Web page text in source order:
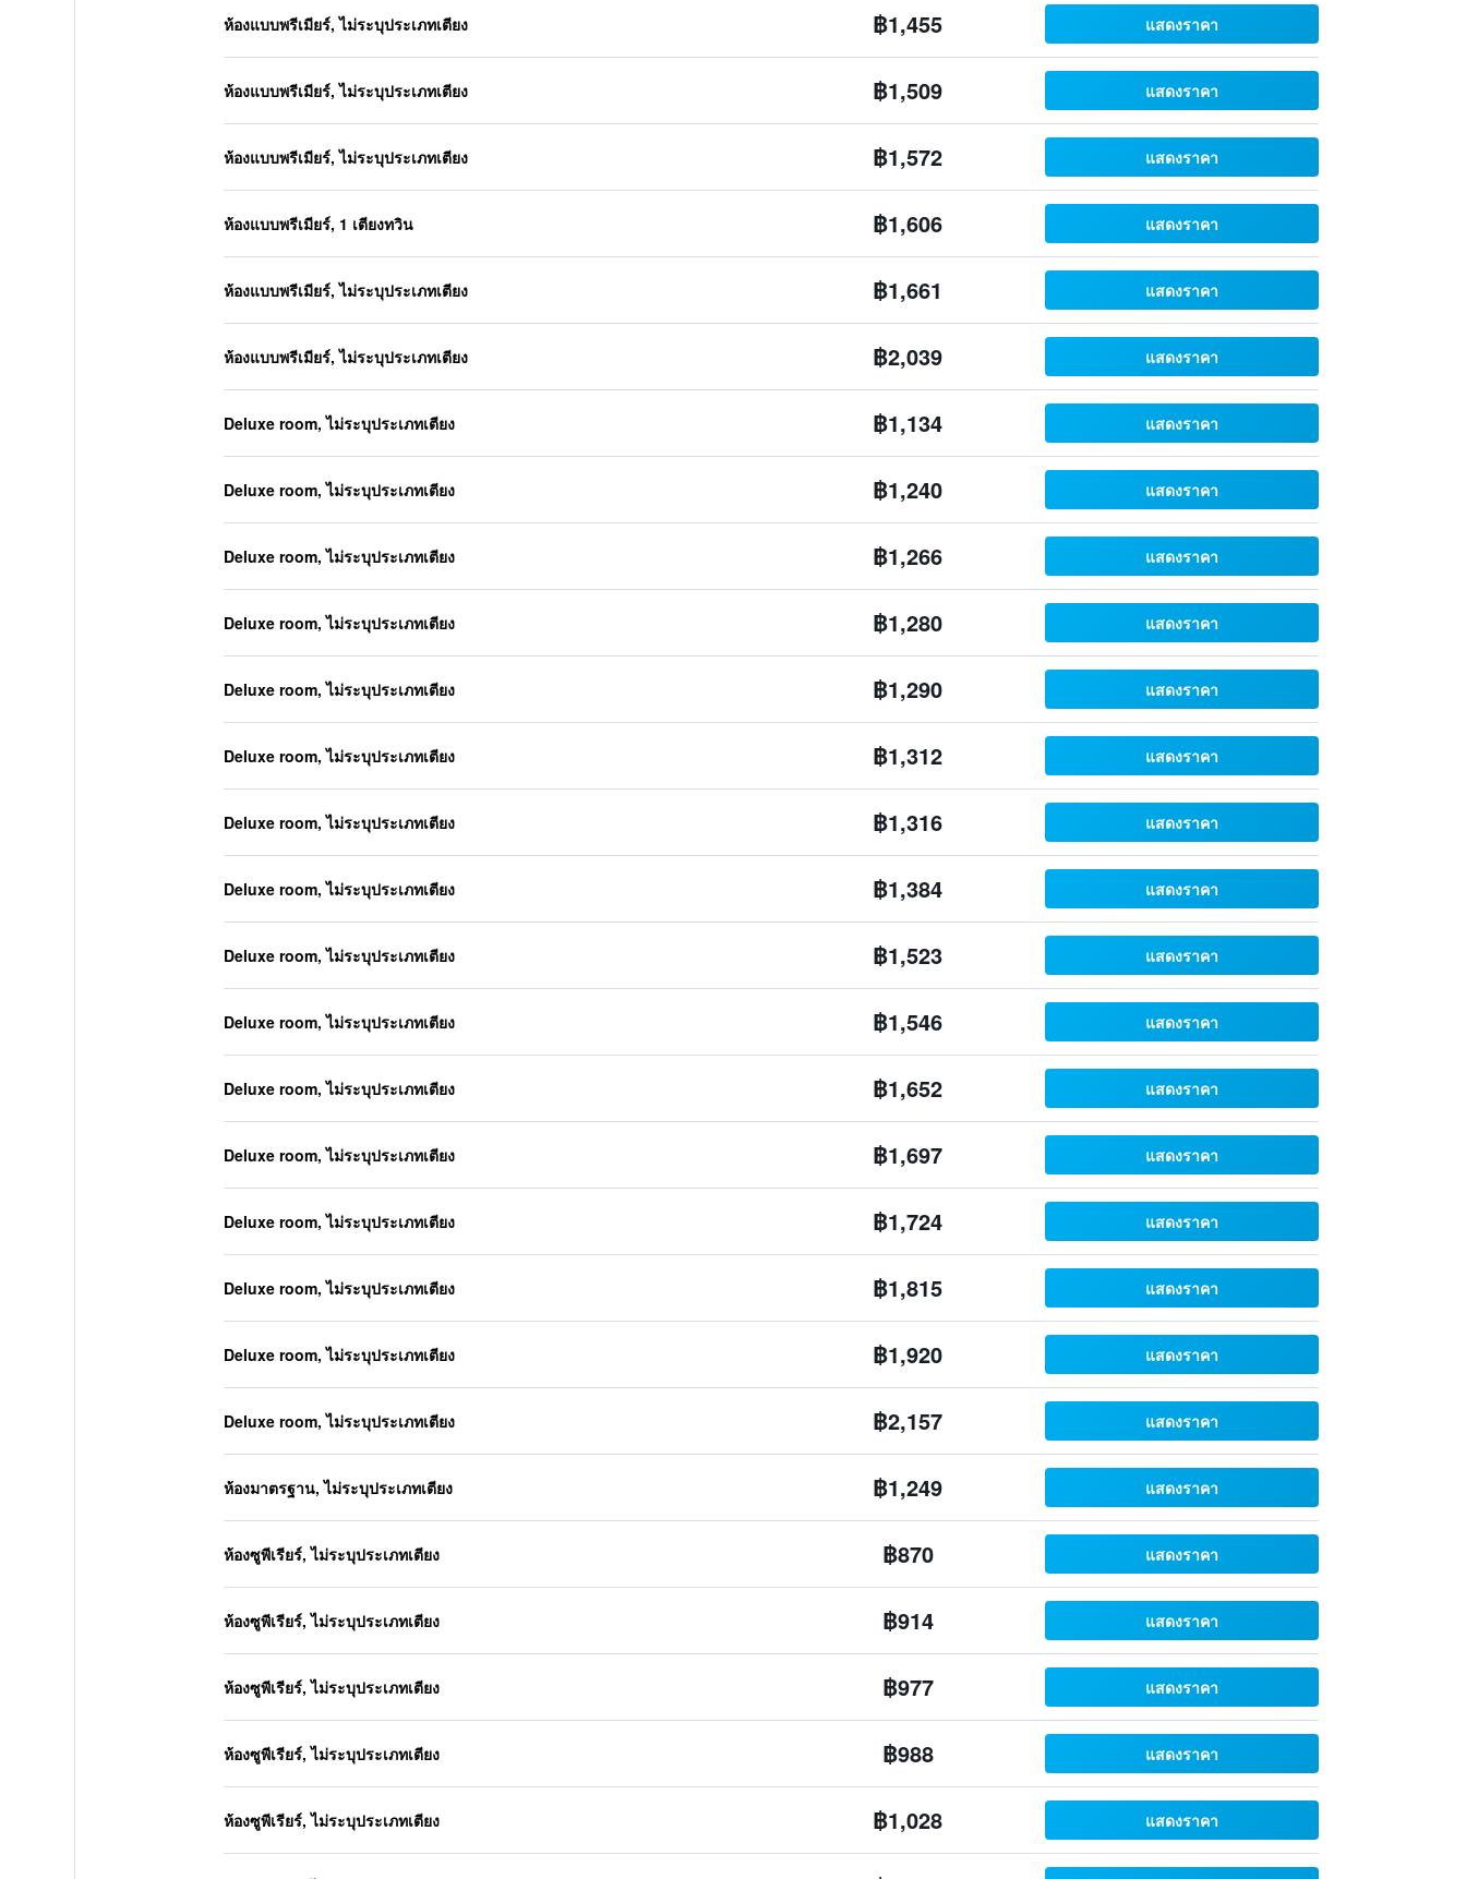
ห้องแบบพรีเมียร์, ไม่ระบุประเภทเตียง ฿1,455 แสดงราคา
ห้องแบบพรีเมียร์, ไม่ระบุประเภทเตียง ฿1,509 แสดงราคา
ห้องแบบพรีเมียร์, ไม่ระบุประเภทเตียง ฿1,572 แสดงราคา
ห้องแบบพรีเมียร์, 1 เตียงทวิน ฿1,606 แสดงราคา
ห้องแบบพรีเมียร์, ไม่ระบุประเภทเตียง ฿1,661 แสดงราคา
ห้องแบบพรีเมียร์, ไม่ระบุประเภทเตียง ฿2,039 แสดงราคา
Deluxe room, ไม่ระบุประเภทเตียง ฿1,134 แสดงราคา
Deluxe room, ไม่ระบุประเภทเตียง ฿1,240 แสดงราคา
Deluxe room, ไม่ระบุประเภทเตียง ฿1,266 แสดงราคา
Deluxe room, ไม่ระบุประเภทเตียง ฿1,280 แสดงราคา
Deluxe room, ไม่ระบุประเภทเตียง ฿1,290 แสดงราคา
Deluxe room, ไม่ระบุประเภทเตียง ฿1,312 แสดงราคา
Deluxe room, ไม่ระบุประเภทเตียง ฿1,316 แสดงราคา
Deluxe room, ไม่ระบุประเภทเตียง ฿1,384 แสดงราคา
Deluxe room, ไม่ระบุประเภทเตียง ฿1,523 แสดงราคา
Deluxe room, ไม่ระบุประเภทเตียง ฿1,546 แสดงราคา
Deluxe room, ไม่ระบุประเภทเตียง ฿1,652 แสดงราคา
Deluxe room, ไม่ระบุประเภทเตียง ฿1,697 แสดงราคา
Deluxe room, ไม่ระบุประเภทเตียง ฿1,724 แสดงราคา
Deluxe room, ไม่ระบุประเภทเตียง ฿1,815 แสดงราคา
Deluxe room, ไม่ระบุประเภทเตียง ฿1,920 แสดงราคา
Deluxe room, ไม่ระบุประเภทเตียง ฿2,157 แสดงราคา
ห้องมาตรฐาน, ไม่ระบุประเภทเตียง ฿1,249 แสดงราคา
ห้องซูพีเรียร์, ไม่ระบุประเภทเตียง ฿870 แสดงราคา
ห้องซูพีเรียร์, ไม่ระบุประเภทเตียง ฿914 แสดงราคา
ห้องซูพีเรียร์, ไม่ระบุประเภทเตียง ฿977 แสดงราคา
ห้องซูพีเรียร์, ไม่ระบุประเภทเตียง ฿988 แสดงราคา
ห้องซูพีเรียร์, ไม่ระบุประเภทเตียง ฿1,028 แสดงราคา